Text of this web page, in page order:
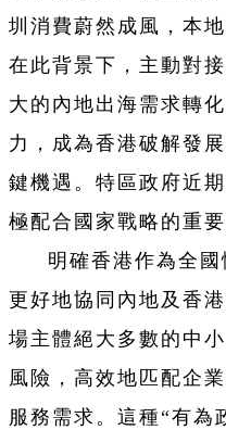
圳消費蔚然成風，本
在此背景下，主動對
大的內地出海需求轉
力，成為香港破解發
鍵機遇。特區政府近
極配合國家戰略的重要
明確香港作為全
更好地協同內地及香
場主體絕大多數的中
風險，高效地匹配企
服務需求。這種“有為